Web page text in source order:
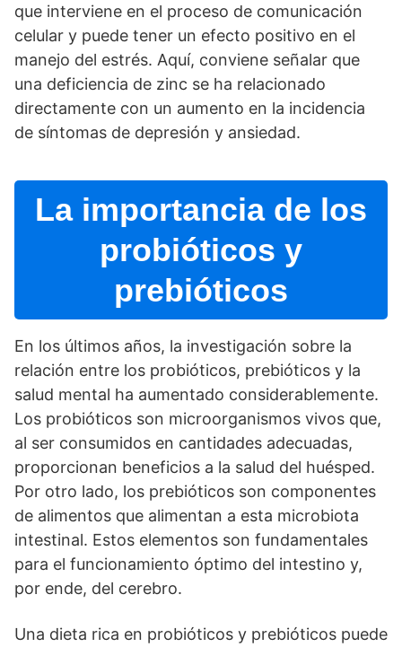
que interviene en el proceso de comunicación
celular y puede tener un efecto positivo en el
manejo del estrés. Aquí­, conviene señalar que
una deficiencia de zinc se ha relacionado
directamente con un aumento en la incidencia
de sí­ntomas de depresión y ansiedad.
La importancia de los
probióticos y
prebióticos
En los últimos años, la investigación sobre la
relación entre los probióticos, prebióticos y la
salud mental ha aumentado considerablemente.
Los probióticos son microorganismos vivos que,
al ser consumidos en cantidades adecuadas,
proporcionan beneficios a la salud del huésped.
Por otro lado, los prebióticos son componentes
de alimentos que alimentan a esta microbiota
intestinal. Estos elementos son fundamentales
para el funcionamiento óptimo del intestino y,
por ende, del cerebro.
Una dieta rica en probióticos y prebióticos puede